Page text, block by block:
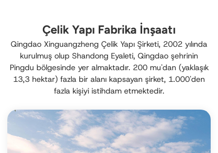
Çelik Yapı Fabrika İnşaatı
Qingdao Xinguangzheng Çelik Yapı Şirketi, 2002 yılında
kurulmuş olup Shandong Eyaleti, Qingdao şehrinin
Pingdu bölgesinde yer almaktadır. 200 mu'dan (yaklaşık
13,3 hektar) fazla bir alanı kapsayan şirket, 1.000'den
fazla kişiyi istihdam etmektedir.